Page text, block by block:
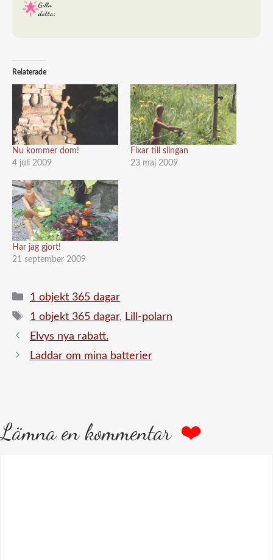
Gilla
detta:
Relaterade
Nu kommer dom!
4 juli 2009
Fixar till slingan
23 maj 2009
Har jag gjort!
21 september 2009
Kategorier
1 objekt 365 dagar
Etiketter
1 objekt 365 dagar, Lill-polarn
Elvys nya rabatt.
Laddar om mina batterier
Lämna en kommentar